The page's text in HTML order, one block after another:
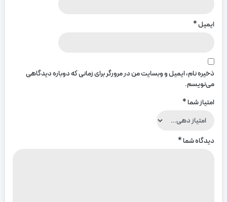
ایمیل*
ذخیره نام، ایمیل و وبسایت من در مرورگر برای زمانی که دوباره دیدگاهی
می‌نویسم.
امتیاز شما*
دیدگاه شما*